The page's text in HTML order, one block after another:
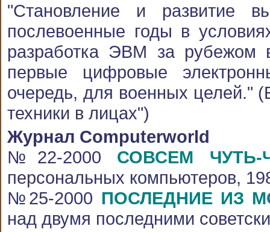
"Становление и развитие
послевоенные годы в
разработка ЭВМ за рубежом
первые цифровые
очередь, для военных целей."
техники в лицах")
Журнал Computerworld
№22-2000 СОВСЕМ
персональных компьютеров,
№25-2000 ПОСЛЕДНИЕ ИЗ
над двумя последними